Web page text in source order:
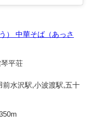
） 中華そば（あっさ
平荘
前水沢駅,小波渡駅,五十